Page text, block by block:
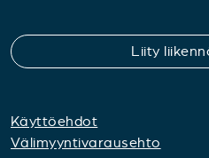
Liity
Käyttöehdot
Välimyyntivarausehto